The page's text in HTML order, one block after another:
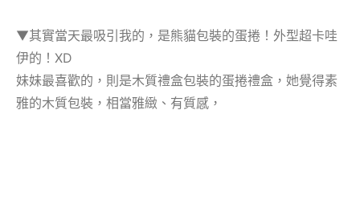
▼其實當天最吸引我的，是熊貓包裝的蛋捲！外型超卡哇
伊的！XD
妹妹最喜歡的，則是木質禮盒包裝的蛋捲禮盒，她覺得素
雅的木質包裝，相當雅緻、有質感，